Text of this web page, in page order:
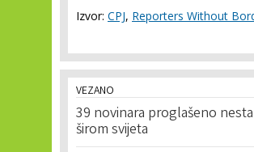
Izvor: CPJ, Reporters Without
VEZANO
39 novinara proglašeno
širom svijeta